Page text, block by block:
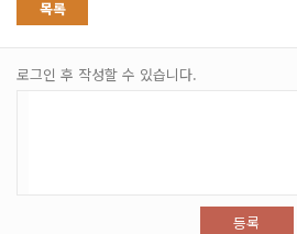
목록
로그인 후 작성할 수 있습니다.
등록